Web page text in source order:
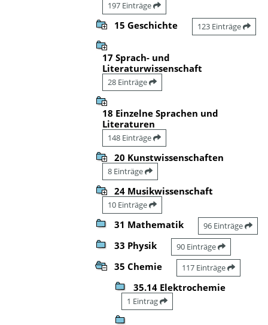
197 Einträge
15 Geschichte 123 Einträge
17 Sprach- und
Literaturwissenschaft
28 Einträge
18 Einzelne Sprachen und
Literaturen
148 Einträge
20 Kunstwissenschaften
8 Einträge
24 Musikwissenschaft
10 Einträge
31 Mathematik 96 Einträge
33 Physik 90 Einträge
35 Chemie 117 Einträge
35.14 Elektrochemie
1 Eintrag